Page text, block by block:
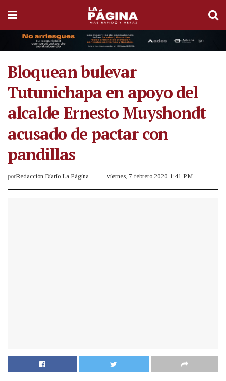
Bloquean bulevar
Tutunichapa en apoyo del
alcalde Ernesto Muyshondt
acusado de pactar con
pandillas
porRedacción Diario La Página viernes, 7 febrero 2020 1:41 PM